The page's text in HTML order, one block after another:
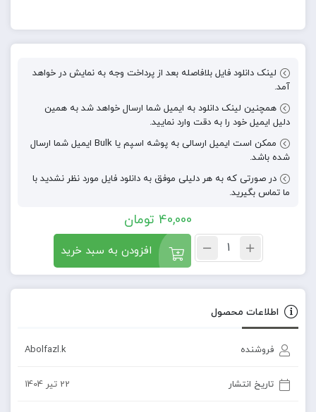
لینک دانلود فایل بلافاصله بعد از پرداخت وجه به نمایش در خواهد
آمد.
همچنین لینک دانلود به ایمیل شما ارسال خواهد شد به همین
دلیل ایمیل خود را به دقت وارد نمایید.
ممکن است ایمیل ارسالی به پوشه اسپم یا Bulk ایمیل شما ارسال
شده باشد.
در صورتی که به هر دلیلی موفق به دانلود فایل مورد نظر نشدید با
ما تماس بگیرید.
40,000 تومان
افزودن به سبد خرید
اطلاعات محصول
فروشنده Abolfazl.k
تاریخ انتشار 22 تیر 1404